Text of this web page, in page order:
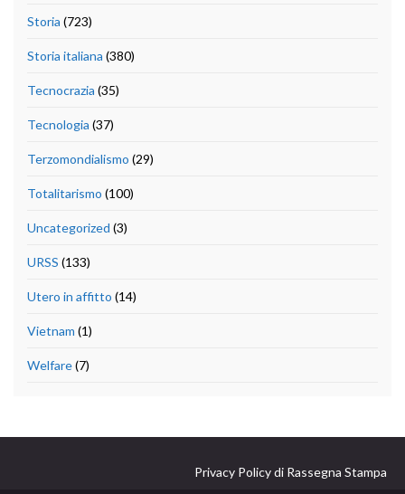
Storia (723)
Storia italiana (380)
Tecnocrazia (35)
Tecnologia (37)
Terzomondialismo (29)
Totalitarismo (100)
Uncategorized (3)
URSS (133)
Utero in affitto (14)
Vietnam (1)
Welfare(7)
Privacy Policy di Rassegna Stampa